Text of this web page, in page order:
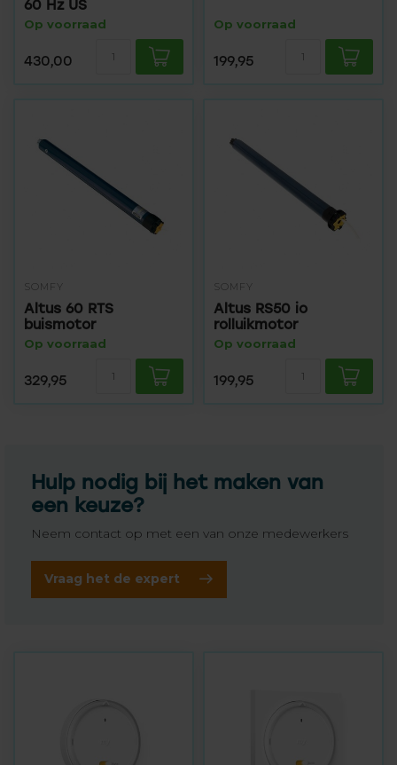
60 Hz US
Op voorraad
430,00
Op voorraad
199,95
SOMFY
Altus 60 RTS
buismotor
Op voorraad
329,95
SOMFY
Altus RS50 io
rolluikmotor
Op voorraad
199,95
Hulp nodig bij het maken van
een keuze?
Neem contact op met een van onze medewerkers
Vraag het de expert